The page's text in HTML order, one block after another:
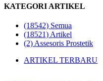
KATEGORI ARTIKEL
(18542) Semua
(18521) Artikel
(2) Assesoris Prostetik
ARTIKEL TERBARU